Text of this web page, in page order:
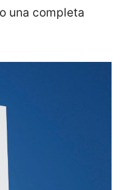
una completa